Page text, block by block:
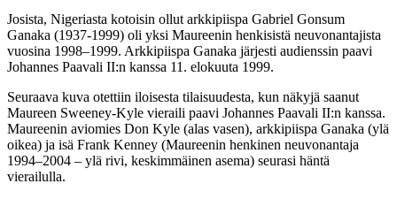
Josista, Nigeriasta kotoisin ollut arkkipiispa Gabriel Gonsum
Ganaka (1937-1999) oli yksi Maureenin henkisistä neuvonantajista
vuosina 1998–1999. Arkkipiispa Ganaka järjesti audienssin paavi
Johannes Paavali II:n kanssa 11. elokuuta 1999.
Seuraava kuva otettiin iloisesta tilaisuudesta, kun näkyjä saanut
Maureen Sweeney-Kyle vieraili paavi Johannes Paavali II:n kanssa.
Maureenin aviomies Don Kyle (alas vasen), arkkipiispa Ganaka (ylä
oikea) ja isä Frank Kenney (Maureenin henkinen neuvonantaja
1994–2004 – ylä rivi, keskimmäinen asema) seurasi häntä
vierailulla.